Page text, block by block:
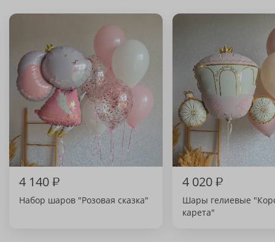
4 140₽
Набор шаров "Розовая сказка"
4 020₽
Шары гелиевые
карета"